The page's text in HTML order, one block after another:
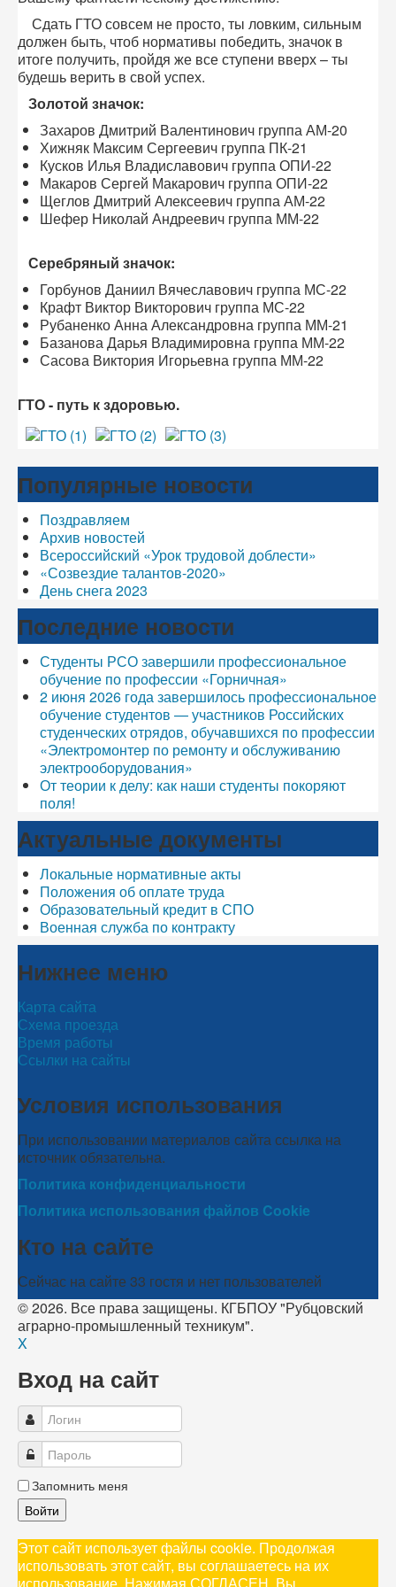
Сдать ГТО совсем не просто, ты ловким, сильным
должен быть, чтоб нормативы победить, значок в
итоге получить, пройдя же все ступени вверх – ты
будешь верить в свой успех.
Золотой значок:
Захаров Дмитрий Валентинович группа АМ-20
Хижняк Максим Сергеевич группа ПК-21
Кусков Илья Владиславович группа ОПИ-22
Макаров Сергей Макарович группа ОПИ-22
Щеглов Дмитрий Алексеевич группа АМ-22
Шефер Николай Андреевич группа ММ-22
Серебряный значок:
Горбунов Даниил Вячеславович группа МС-22
Крафт Виктор Викторович группа МС-22
Рубаненко Анна Александровна группа ММ-21
Базанова Дарья Владимировна группа ММ-22
Сасова Виктория Игорьевна группа ММ-22
ГТО - путь к здоровью.
Популярные новости
Поздравляем
Архив новостей
Всероссийский «Урок трудовой доблести»
«Созвездие талантов-2020»
День снега 2023
Последние новости
Студенты РСО завершили профессиональное
обучение по профессии «Горничная»
2 июня 2026 года завершилось профессиональное
обучение студентов — участников Российских
студенческих отрядов, обучавшихся по профессии
«Электромонтер по ремонту и обслуживанию
электрооборудования»
От теории к делу: как наши студенты покоряют
поля!
Актуальные документы
Локальные нормативные акты
Положения об оплате труда
Образовательный кредит в СПО
Военная служба по контракту
Нижнее меню
Карта сайта
Схема проезда
Время работы
Ссылки на сайты
Условия использования
При использовании материалов сайта ссылка на
источник обязательна.
Политика конфиденциальности
Политика использования файлов Cookie
Кто на сайте
Сейчас на сайте 33 гостя и нет пользователей
© 2026. Все права защищены. КГБПОУ "Рубцовский
аграрно-промышленный техникум".
X
Вход на сайт
Запомнить меня
Войти
Этот сайт использует файлы cookie. Продолжая
использовать этот сайт, вы соглашаетесь на их